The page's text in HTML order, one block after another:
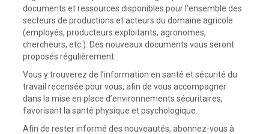
documents et ressources disponibles pour l'ensemble des
secteurs de productions et acteurs du domaine agricole
(employés, producteurs exploitants, agronomes,
chercheurs, etc.). Des nouveaux documents vous seront
proposés régulièrement.
Vous y trouverez de l’information en santé et sécurité du
travail recensée pour vous, afin de vous accompagner
dans la mise en place d’environnements sécuritaires,
favorisant la santé physique et psychologique.
Afin de rester informé des nouveautés, abonnez-vous à